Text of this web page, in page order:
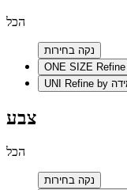
הכל
נקה בחירות
ONE SIZE
UNI
צבע
הכל
נקה בחירות